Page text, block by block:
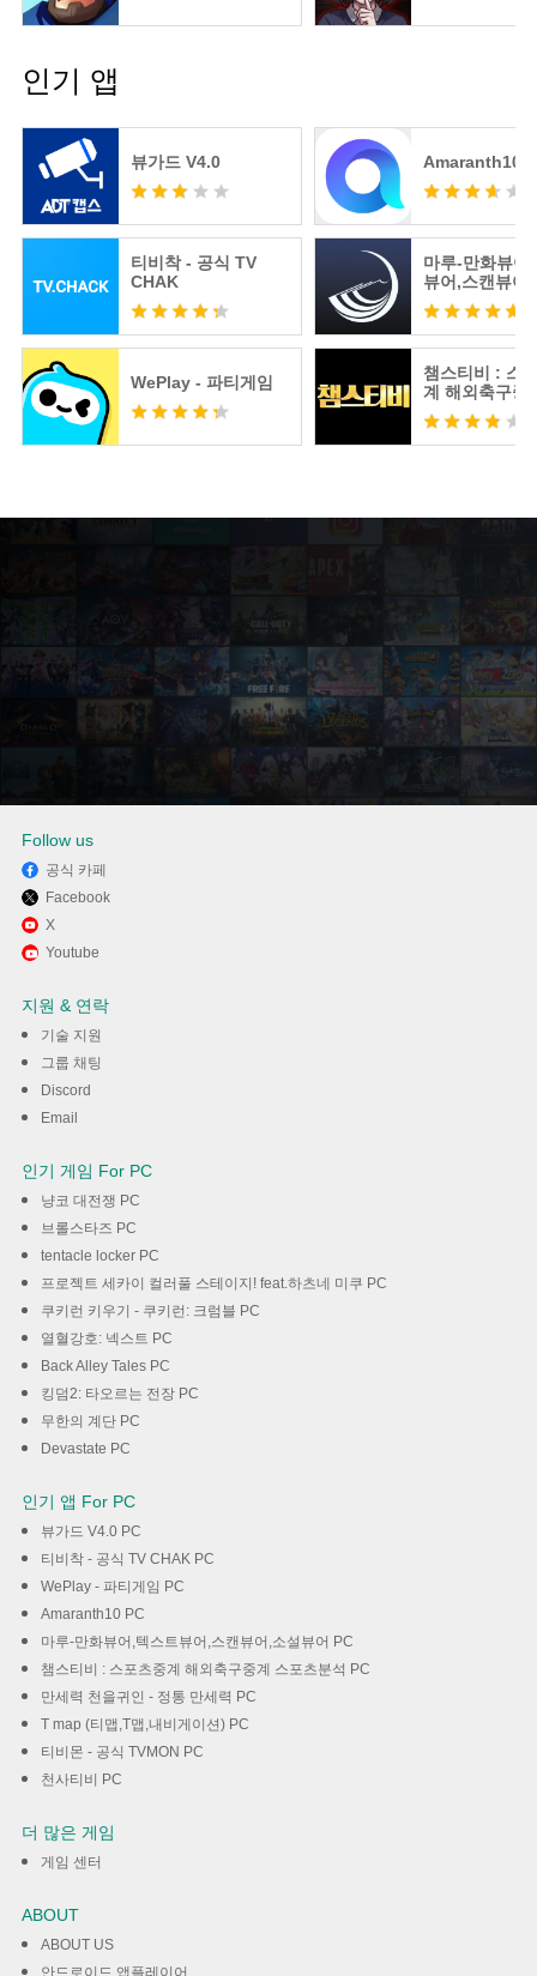
인기 앱
뷰가드 V4.0
티비착 - 공식 TV
CHAK
WePlay - 파티게임
Amaranth10
마루-만화뷰어
뷰어,스캔뷰어
어
챔스티비 : 스
계 해외축구중
츠분석
Memu Play에서 해피오더 사용
Follow us
공식 카페
Facebook
X
Youtube
지원 & 연락
기술 지원
그룹 채팅
Discord
Email
인기 게임 For PC
냥코 대전쟁 PC
브롤스타즈 PC
tentacle locker PC
프로젝트 세카이 컬러풀 스테이지! feat.하츠네 미쿠 PC
쿠키런 키우기 - 쿠키런: 크럼블 PC
열혈강호: 넥스트 PC
Back Alley Tales PC
킹덤2: 타오르는 전장 PC
무한의 계단 PC
Devastate PC
인기 앱 For PC
뷰가드 V4.0 PC
티비착 - 공식 TV CHAK PC
WePlay - 파티게임 PC
Amaranth10 PC
마루-만화뷰어,텍스트뷰어,스캔뷰어,소설뷰어 PC
챔스티비 : 스포츠중계 해외축구중계 스포츠분석 PC
만세력 천을귀인 - 정통 만세력 PC
T map (티맵,T맵,내비게이션) PC
티비몬 - 공식 TVMON PC
천사티비 PC
더 많은 게임
게임 센터
ABOUT
ABOUT US